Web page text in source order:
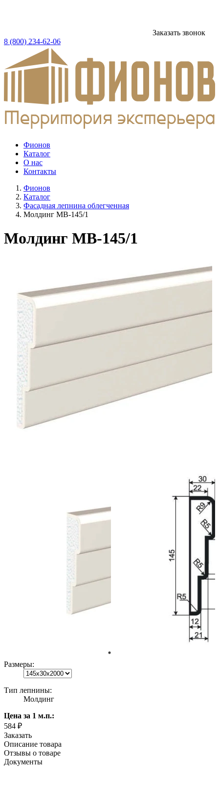
Заказать звонок
8 (800) 234-62-06
Фионов
Каталог
О нас
Контакты
Фионов
Каталог
Фасадная лепнина облегченная
Молдинг МВ-145/1
Молдинг МВ-145/1
Размеры:
Тип лепнины:
Молдинг
Цена за 1 м.п.:
584 ₽
Заказать
Описание товара
Отзывы о товаре
Документы